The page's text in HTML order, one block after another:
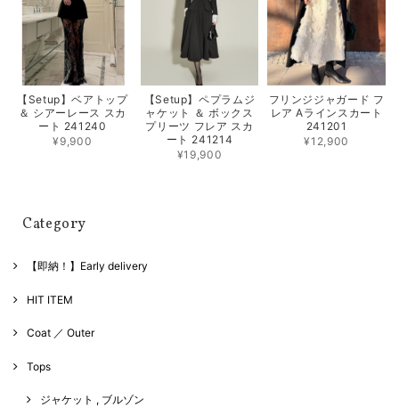
【Setup】ベアトップ
＆ シアーレース スカ
ート 241240
¥9,900
【Setup】ペプラムジ
ャケット ＆ ボックス
プリーツ フレア スカ
ート 241214
¥19,900
フリンジジャガード フ
レア Aラインスカート
241201
¥12,900
Category
【即納！】Early delivery
HIT ITEM
Coat ／ Outer
Tops
ジャケット , ブルゾン